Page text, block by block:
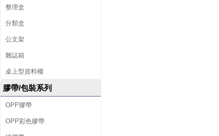
整理盒
分類盒
公文架
雜誌箱
桌上型資料櫃
膠帶/包裝系列
OPP膠帶
OPP彩色膠帶